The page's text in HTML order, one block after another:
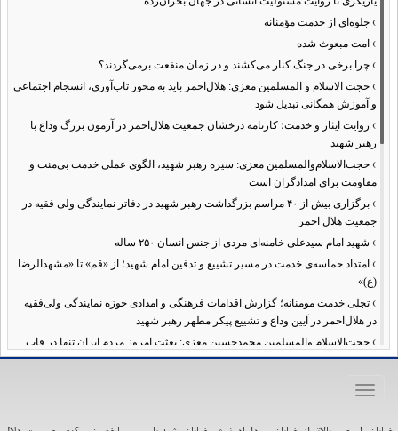
› جلوه‌ای از خدمت مؤمنانه
› امت مبعوث شده
› چرا برخی در جنگ کنار می‌کشند و در زمان منفعت برمی‌گردند؟
› حجت الاسلام و المسلمین معزی: هلال‌احمر باید به محور تاب‌آوری، انسجام اجتماعی
و آموزش همگانی تبدیل شود
› روایت ایثار و خدمت؛ کارنامه درخشان جمعیت هلال‌احمر در آزمون بزرگ وداع با
رهبر شهید
› حجت‌الاسلام‌والمسلمین معزی: سیره رهبر شهید، الگوی عملی خدمت بی‌منت و
مقاومت برای امدادگران است
›
برگزاری بیش از ۴۰ مراسم بزرگداشت رهبر شهید در دفاتر نمایندگی ولی فقیه در
جمعیت هلال احمر
› شهید امام سیدعلی خامنه‌ای مردی از جنس انسان ۲۵۰ ساله
› امتداد حماسه‌ی خدمت در مسیر تشییع و تدفین امام شهید؛ از «قم» تا «مشهدالرضا
(ع)»
› تجلی خدمت مومنانه؛ گزارش اقدامات فرهنگی و امدادی حوزه نمایندگی ولی‌فقیه
در هلال‌احمر در آیین وداع و تشییع پیکر مطهر رهبر شهید
› حجت‌الاسلام والمسلمین محمدحسین معزی: بعثت امروز مردم ایران تنها در قاب
قیام عاشورا قابل تفسیر است
›آمادگی همه‌جانبه معاونت فرهنگی حوزه نمایندگی ولی‌فقیه هلال‌احمر برای
خدمت‌رسانی در مراسم تشییع پیکر مطهر رهبر شهید
Toggle